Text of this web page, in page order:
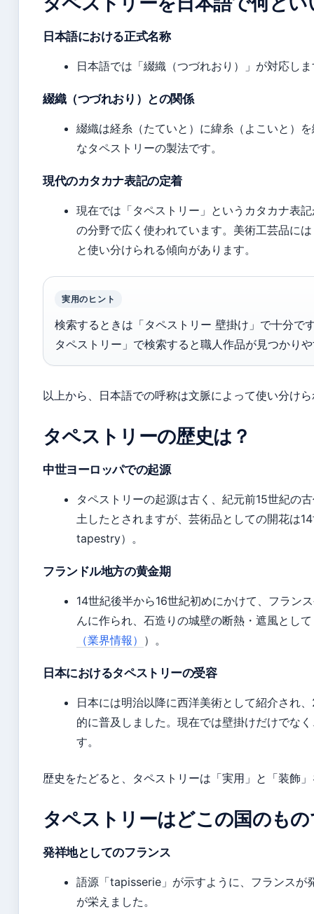
日本語における正式名称
日本語では「綴織（つづれおり）」が対応し
綴織（つづれおり）との関係
綴織は経糸（たていと）に緯糸（よこいと）
なタペストリーの製法です。
現代のカタカナ表記の定着
現在では「タペストリー」というカタカナ表
の分野で広く使われています。美術工芸品に
と使い分けられる傾向があります。
実用のヒント
検索するときは「タペストリー 壁掛け」で十分で
タペストリー」で検索すると職人作品が見つかり
以上から、日本語での呼称は文脈によって使い分け
タペストリーの歴史は？
中世ヨーロッパでの起源
タペストリーの起源は古く、紀元前15世紀の
土したとされますが、芸術品としての開花は
tapestry）。
フランドル地方の黄金期
14世紀後半から16世紀初めにかけて、フラン
んに作られ、石造りの城壁の断熱・遮風とし
（業界情報） ）。
日本におけるタペストリーの受容
日本には明治以降に西洋美術として紹介され
的に普及しました。現在では壁掛けだけでな
す。
歴史をたどると、タペストリーは「実用」と「装飾
タペストリーはどこの国のも
発祥地としてのフランス
語源「tapisserie」が示すように、フランスが
が栄えました。